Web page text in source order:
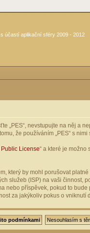
účastí aplikační sféry 2009 - 2012
nevstupujte na něj a
že používáním „PES“ s nimi
License“ a které je možno
by mohl porušovat
služeb (ISP) na vaši
příspěvek, pokud to
za jakýkoliv pokus o vniknutí